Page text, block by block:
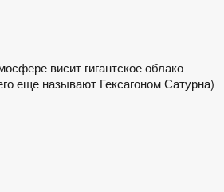
висит гигантское облако
еще называют Гексагоном Сатурна)